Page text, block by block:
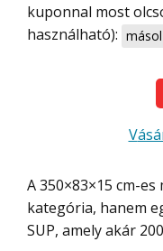
kuponnal most
használható): másol
A 350×83×15 cm-es méret már nem a legkisebb
kategória, hanem
SUP, amely akár